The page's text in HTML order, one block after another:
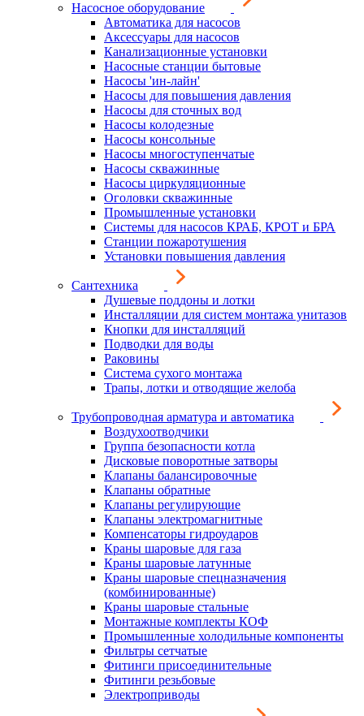
Насосное оборудование
Автоматика для насосов
Аксессуары для насосов
Канализационные установки
Насосные станции бытовые
Насосы 'ин-лайн'
Насосы для повышения давления
Насосы для сточных вод
Насосы колодезные
Насосы консольные
Насосы многоступенчатые
Насосы скважинные
Насосы циркуляционные
Оголовки скважинные
Промышленные установки
Системы для насосов КРАБ, КРОТ и БРА
Станции пожаротушения
Установки повышения давления
Сантехника
Душевые поддоны и лотки
Инсталляции для систем монтажа унитазов
Кнопки для инсталляций
Подводки для воды
Раковины
Система сухого монтажа
Трапы, лотки и отводящие желоба
Трубопроводная арматура и автоматика
Воздухоотводчики
Группа безопасности котла
Дисковые поворотные затворы
Клапаны балансировочные
Клапаны обратные
Клапаны регулирующие
Клапаны электромагнитные
Компенсаторы гидроударов
Краны шаровые для газа
Краны шаровые латунные
Краны шаровые спецназначения
(комбинированные)
Краны шаровые стальные
Монтажные комплекты КОФ
Промышленные холодильные компоненты
Фильтры сетчатые
Фитинги присоединительные
Фитинги резьбовые
Электроприводы